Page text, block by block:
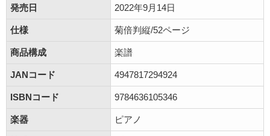
発売日 2022年9月14日
仕様 菊倍判縦/52ページ
商品構成 楽譜
JANコード 4947817294924
ISBNコード 9784636105346
楽器 ピアノ